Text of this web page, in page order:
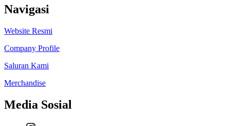
Navigasi
Website Resmi
Company Profile
Saluran Kami
Merchandise
Media Sosial